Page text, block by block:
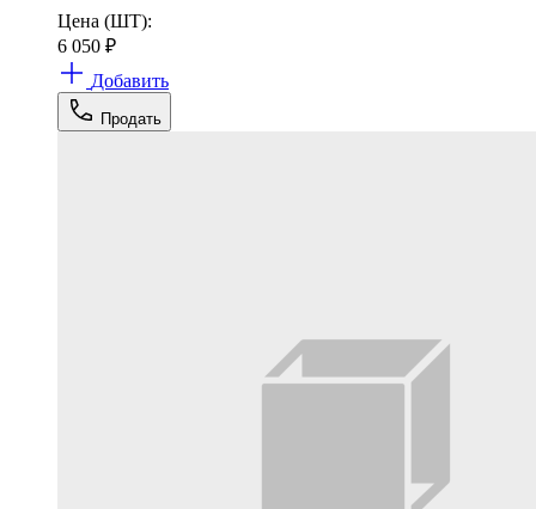
Цена (ШТ):
6 050 ₽
Добавить
Продать